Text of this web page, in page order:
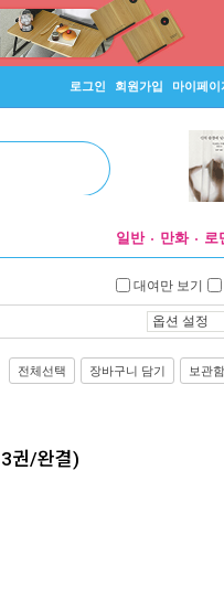
로그인 회원가입 마이페이
일반 만화 로
대여만 보기
옵션 설정
전체선택 장바구니 담기 보관
권/완결)